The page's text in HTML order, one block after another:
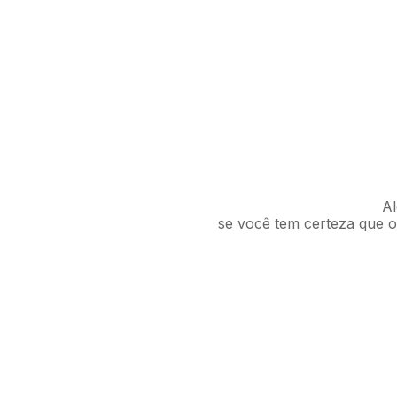
se você tem certeza que